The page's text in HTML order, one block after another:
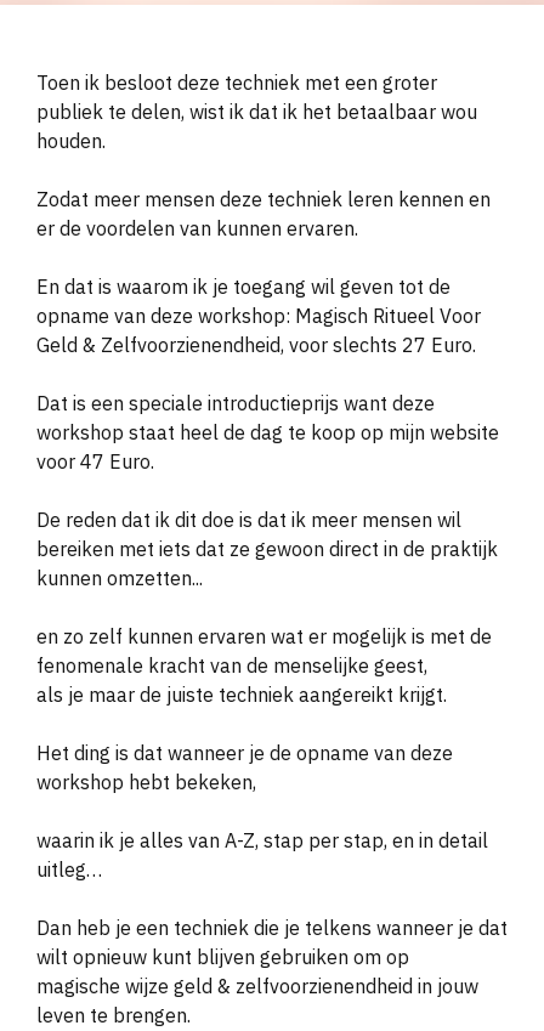
Toen ik besloot deze techniek met een groter
publiek te delen, wist ik dat ik het betaalbaar wou
houden.
Zodat meer mensen deze techniek leren kennen en
er de voordelen van kunnen ervaren.
En dat is waarom ik je toegang wil geven tot de
opname van deze workshop: Magisch Ritueel Voor
Geld & Zelfvoorzienendheid, voor slechts 27 Euro.
Dat is een speciale introductieprijs want deze
workshop staat heel de dag te koop op mijn website
voor 47 Euro.
De reden dat ik dit doe is dat ik meer mensen wil
bereiken met iets dat ze gewoon direct in de praktijk
kunnen omzetten...
en zo zelf kunnen ervaren wat er mogelijk is met de
fenomenale kracht van de menselijke geest,
als je maar de juiste techniek aangereikt krijgt.
Het ding is dat wanneer je de opname van deze
workshop hebt bekeken,
waarin ik je alles van A-Z, stap per stap, en in detail
uitleg…
Dan heb je een techniek die je telkens wanneer je dat
wilt opnieuw kunt blijven gebruiken om op
magische wijze geld & zelfvoorzienendheid in jouw
leven te brengen.